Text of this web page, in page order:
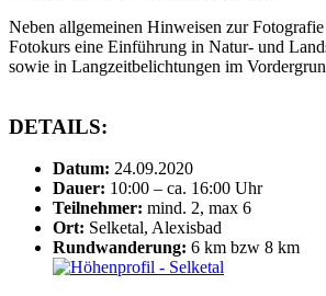
Neben allgemeinen Hinweisen zur Fotografie
Fotokurs eine Einführung in Natur- und
sowie in Langzeitbelichtungen im
DETAILS:
Datum: 24.09.2020
Dauer: 10:00 – ca. 16:00 Uhr
Teilnehmer: mind. 2, max 6
Ort: Selketal, Alexisbad
Rundwanderung: 6 km bzw 8 km